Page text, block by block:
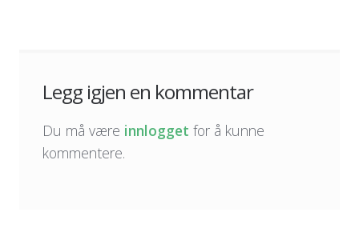
Legg igjen en kommentar
Du må være innlogget for å kunne
kommentere.